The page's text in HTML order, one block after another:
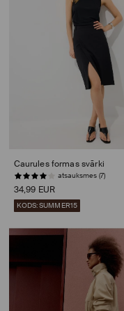
Caurules formas svārki
atsauksmes (7)
34,99 EUR
KODS: SUMMER15